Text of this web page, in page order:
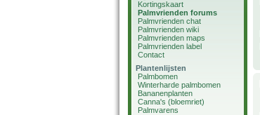
Kortingskaart
Palmvrienden forums
Palmvrienden chat
Palmvrienden wiki
Palmvrienden maps
Palmvrienden label
Contact
Plantenlijsten
Palmbomen
Winterharde palmbomen
Bananenplanten
Canna's (bloemriet)
Palmvarens